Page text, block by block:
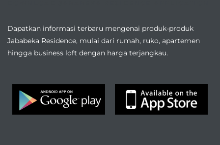
Dapatkan informasi terbaru mengenai produk-produk
Jababeka Residence, mulai dari rumah, ruko, apartemen
hingga business loft dengan harga terjangkau.